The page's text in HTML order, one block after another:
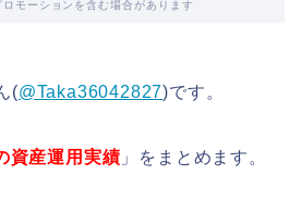
モーションを含む場合があります
(@Taka36042827)です。
資産運用実績 」をまとめます。